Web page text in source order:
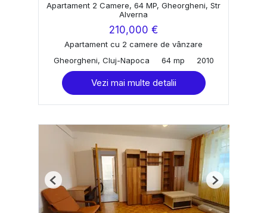
Apartament 2 Camere, 64 MP, Gheorgheni, Str
Alverna
210,000 €
Apartament cu 2 camere de vânzare
Gheorgheni, Cluj-Napoca
64 mp 2010
Vezi mai multe detalii
Previous Next